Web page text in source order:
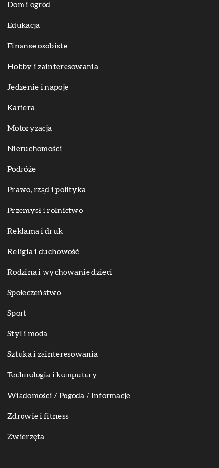
Dom i ogród
Edukacja
Finanse osobiste
Hobby i zainteresowania
Jedzenie i napoje
Kariera
Motoryzacja
Nieruchomości
Podróże
Prawo, rząd i polityka
Przemysł i rolnictwo
Reklama i druk
Religia i duchowość
Rodzina i wychowanie dzieci
Społeczeństwo
Sport
Styl i moda
Sztuka i zainteresowania
Technologia i komputery
Wiadomości / Pogoda / Informacje
Zdrowie i fitness
Zwierzęta